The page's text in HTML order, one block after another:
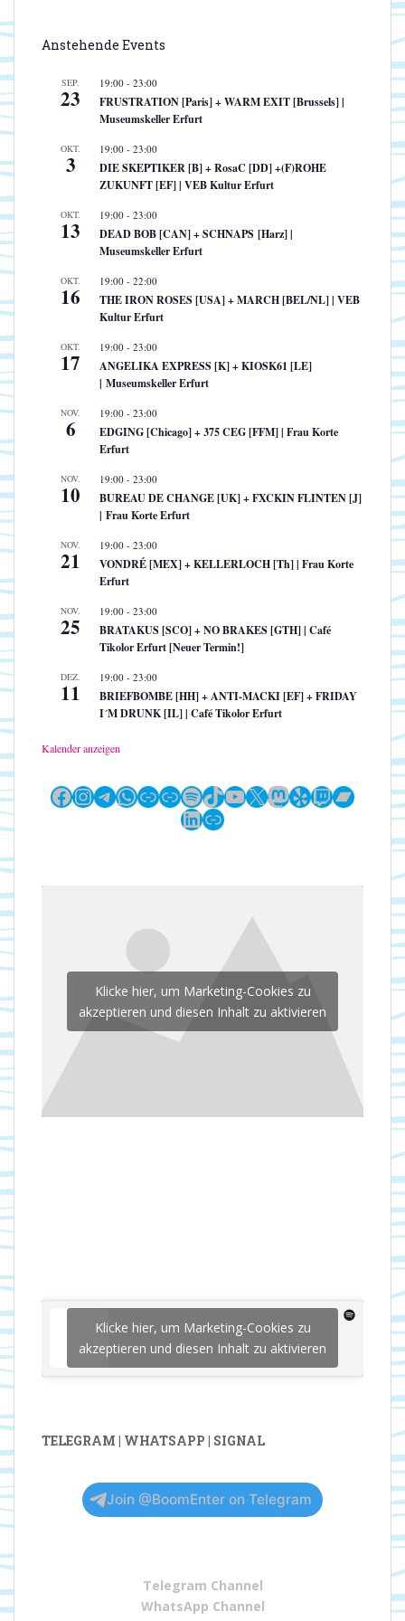
Anstehende Events
SEP.
23
19:00 - 23:00
FRUSTRATION [Paris] + WARM EXIT [Brussels] |
Museumskeller Erfurt
OKT.
3
19:00 - 23:00
DIE SKEPTIKER [B] + RosaC [DD] +(F)ROHE
ZUKUNFT [EF] | VEB Kultur Erfurt
OKT.
13
19:00 - 23:00
DEAD BOB [CAN] + SCHNAPS [Harz] |
Museumskeller Erfurt
OKT.
16
19:00 - 22:00
THE IRON ROSES [USA] + MARCH [BEL/NL] | VEB
Kultur Erfurt
OKT.
17
19:00 - 23:00
ANGELIKA EXPRESS [K] + KIOSK61 [LE]
| Museumskeller Erfurt
NOV.
6
19:00 - 23:00
EDGING [Chicago] + 375 CEG [FFM] | Frau Korte
Erfurt
NOV.
10
19:00 - 23:00
BUREAU DE CHANGE [UK] + FXCKIN FLINTEN [J]
| Frau Korte Erfurt
NOV.
21
19:00 - 23:00
VONDRÉ [MEX] + KELLERLOCH [Th] | Frau Korte
Erfurt
NOV.
25
19:00 - 23:00
BRATAKUS [SCO] + NO BRAKES [GTH] | Café
Tikolor Erfurt [Neuer Termin!]
DEZ.
11
19:00 - 23:00
BRIEFBOMBE [HH] + ANTI-MACKI [EF] + FRIDAY
I´M DRUNK [IL] | Café Tikolor Erfurt
Kalender anzeigen
Facebook
Instagram
Telegram
WhatsApp
LinkLinkSpotify
TikTok
YouTube
X Mastodon
YelpTwitch
LinkedIn
Link
Klicke hier, um Marketing-Cookies zu
akzeptieren und diesen Inhalt zu aktivieren
Klicke hier, um Marketing-Cookies zu
akzeptieren und diesen Inhalt zu aktivieren
TELEGRAM | WHATSAPP | SIGNAL
Join @BoomEnter on Telegram
Telegram Channel
WhatsApp Channel